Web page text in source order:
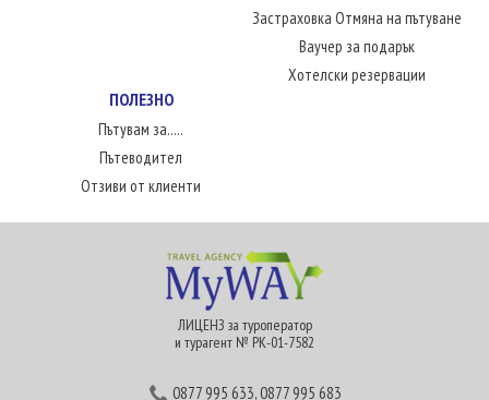
Застраховка Отмяна на пътуване
Ваучер за подарък
Хотелски резервации
ПОЛЕЗНО
Пътувам за.....
Пътеводител
Отзиви от клиенти
ЛИЦЕНЗ за туроператор
и турагент № РК-01-7582
0877 995 633,0877 995 683